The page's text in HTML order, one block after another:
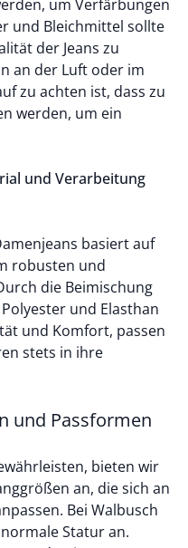
um Verfärbungen
und Bleichmittel sollte
der Jeans zu
an der Luft oder im
zu achten ist, dass zu
werden, um ein
und Verarbeitung
basiert auf
robusten und
die Beimischung
und Elasthan
und Komfort, passen
stets in ihre
und Passformen
bieten wir
an, die sich an
Bei Walbusch
Statur an.